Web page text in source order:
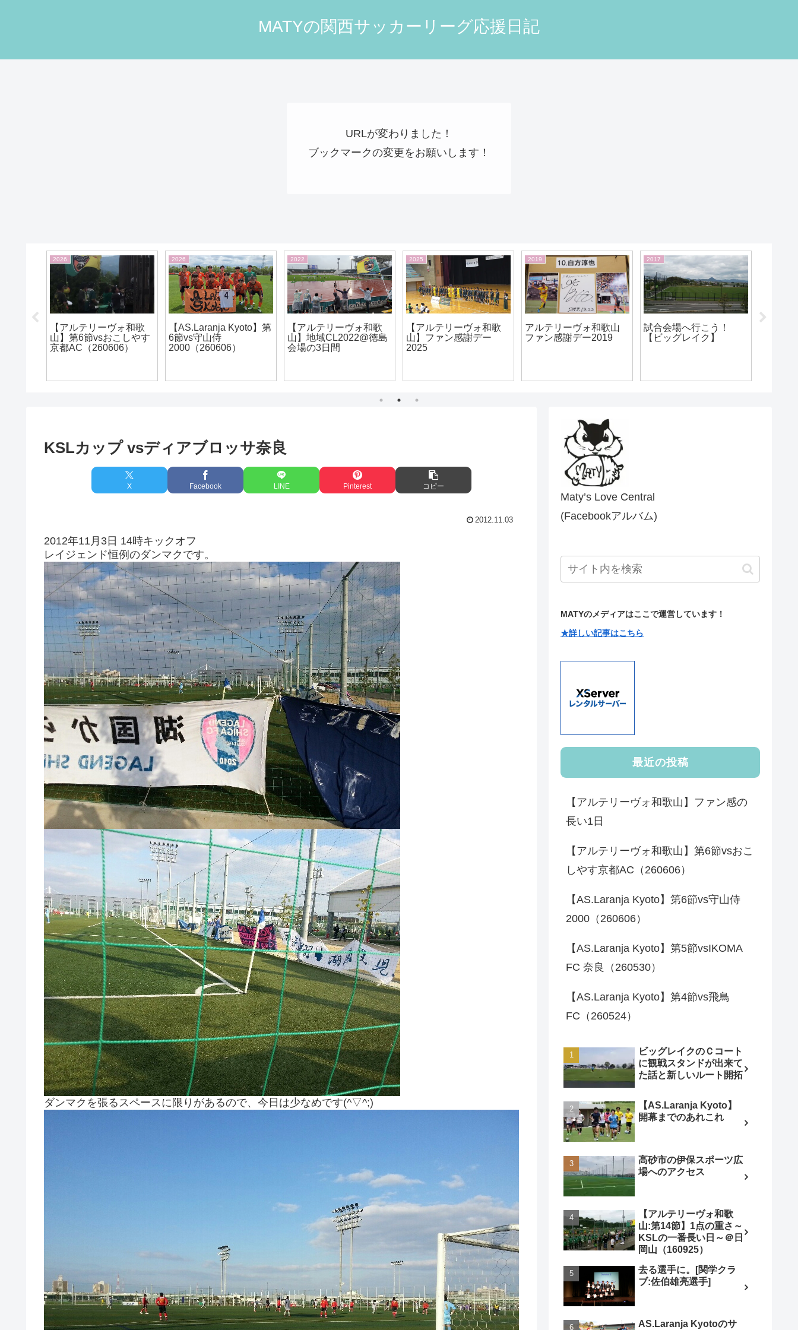
MATYの関西サッカーリーグ応援日記
URLが変わりました！
ブックマークの変更をお願いします！
2022
【アルテリーヴォ和歌
山】地域CL2022@徳島
会場の3日間
2025
【アルテリーヴォ和歌
山】ファン感謝デー
2025
2019
アルテリーヴォ和歌山
ファン感謝デー2019
2017
試合会場へ行こう！
【ビッグレイク】
2020
【アルテリーヴォ和歌
山】ホーム紀三井寺で
2026
【アルテリーヴォ和歌
山】ファン感の長い1日
KSLカップ vsディアブロッサ奈良
X Facebook LINE Pinterest コピー
2012.11.03
2012年11月3日 14時キックオフ
レイジェンド恒例のダンマクです。
ダンマクを張るスペースに限りがあるので、今日は少なめです(^▽^;)
Maty’s Love Central
(Facebookアルバム)
MATYのメディアはここで運営しています！
★詳しい記事はこちら
最近の投稿
【アルテリーヴォ和歌山】ファン感の
長い1日
【アルテリーヴォ和歌山】第6節vsおこ
しやす京都AC（260606）
【AS.Laranja Kyoto】第6節vs守山侍
2000（260606）
【AS.Laranja Kyoto】第5節vsIKOMA
FC 奈良（260530）
【AS.Laranja Kyoto】第4節vs飛鳥
FC（260524）
ビッグレイクのＣコート
に観戦スタンドが出来て
た話と新しいルート開拓
【AS.Laranja Kyoto】
開幕までのあれこれ
高砂市の伊保スポーツ広
場へのアクセス
【アルテリーヴォ和歌
山:第14節】1点の重さ～
KSLの一番長い日～＠日
岡山（160925）
去る選手に。[関学クラ
ブ:佐伯雄亮選手]
AS.Laranja Kyotoのサ